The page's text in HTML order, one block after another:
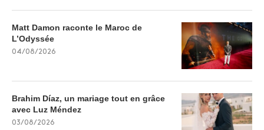
Matt Damon raconte le Maroc de
L’Odyssée
04/08/2026
Brahim Díaz, un mariage tout en grâce
avec Luz Méndez
03/08/2026